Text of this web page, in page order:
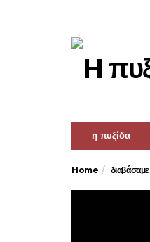
η πυξίδα
Home διαβάσαμε